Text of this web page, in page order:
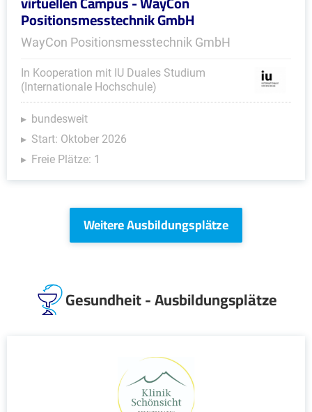
Positionsmesstechnik GmbH
WayCon Positionsmesstechnik GmbH
In Kooperation mit IU Duales Studium
(Internationale Hochschule)
bundesweit
Start: Oktober 2026
Freie Plätze: 1
Weitere Ausbildungsplätze
Gesundheit - Ausbildungsplätze